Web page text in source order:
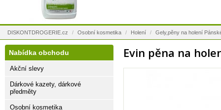
DISKONTDROGERIE.cz / Osobní kosmetika / Holení / Gely,pěny na holení
Evin pěna na
Nabídka obchodu
Akční slevy
Dárkové kazety, dárkové
předměty
Osobní kosmetika